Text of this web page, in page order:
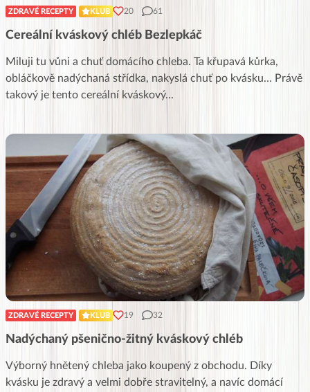
ZDRAVÉ RECEPTY KLUB 20 61
Cereální kváskový chléb Bezlepkáč
Miluji tu vůni a chuť domácího chleba. Ta křupavá kůrka,
obláčkově nadýchaná střídka, nakyslá chuť po kvásku… Právě
takový je tento cereální kváskový...
ZDRAVÉ RECEPTY KLUB 19 32
Nadýchaný pšenično-žitný kváskový chléb
Výborný hnětený chleba jako koupený z obchodu. Díky
kvásku je zdravý a velmi dobře stravitelný, a navíc domácí